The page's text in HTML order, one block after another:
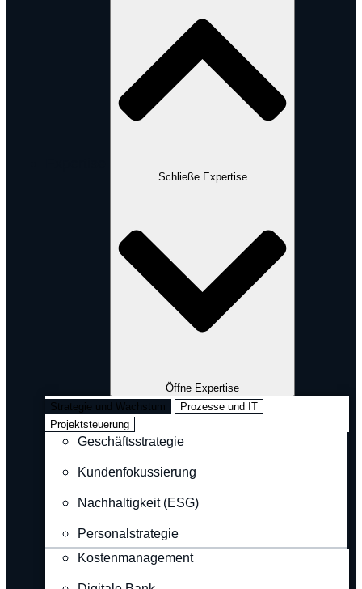
Schließe Expertise
Öffne Expertise
Strategie und Wachstum
Prozesse und IT
Projektsteuerung
Geschäftsstrategie
Kundenfokussierung
Nachhaltigkeit (ESG)
Personalstrategie
Kostenmanagement